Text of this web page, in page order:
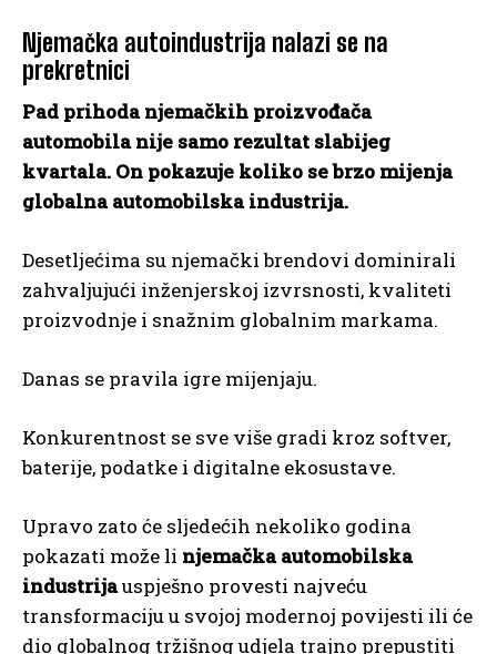
Njemačka autoindustrija nalazi se na
prekretnici
Pad prihoda njemačkih proizvođača
automobila nije samo rezultat slabijeg
kvartala. On pokazuje koliko se brzo mijenja
globalna automobilska industrija.
Desetljećima su njemački brendovi dominirali
zahvaljujući inženjerskoj izvrsnosti, kvaliteti
proizvodnje i snažnim globalnim markama.
Danas se pravila igre mijenjaju.
Konkurentnost se sve više gradi kroz softver,
baterije, podatke i digitalne ekosustave.
Upravo zato će sljedećih nekoliko godina
pokazati može li njemačka automobilska
industrijauspješno provesti najveću
transformaciju u svojoj modernoj povijesti ili će
dio globalnog tržišnog udjela trajno prepustiti